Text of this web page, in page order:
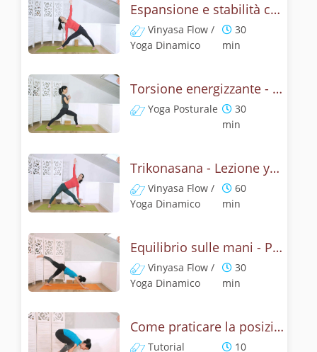
Espansione e stabilità con la posizione del triangolo, Utthita Trikonasana
Vinyasa Flow /
Yoga Dinamico
30
min
Torsione energizzante - Lezione con la posizione del triangolo
Yoga Posturale
30
min
Trikonasana - Lezione yoga con la mitologia della posizione del triangolo
Vinyasa Flow /
Yoga Dinamico
60
min
Equilibrio sulle mani - Pratica con la posizione del corvo
Vinyasa Flow /
Yoga Dinamico
30
min
Come praticare la posizione del corvo? Tutorial Bakasana
Tutorial 10